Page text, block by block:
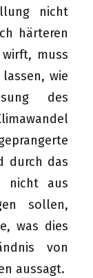
nicht
härteren
muss
wie
des
durch das
nicht aus
sollen,
was dies
von
aussagt.